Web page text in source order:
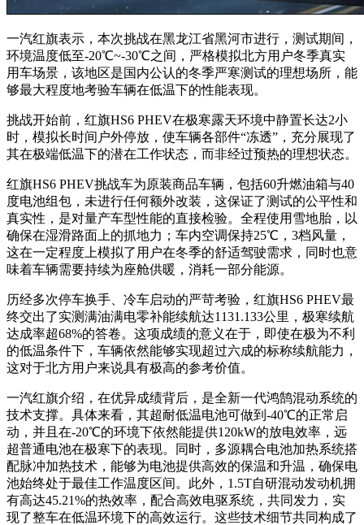
一汽红旗表示，本次挑战在黑龙江省黑河市进行，测试期间，
环境温度低至-20℃~-30℃之间，严格模拟北方用户冬季真实
用车场景，该地区是国内公认的冬季严寒测试的理想场所，能
够最大程度地考验车辆在低温下的性能表现。
挑战开始前，红旗HS6 PHEV在极寒露天环境中静置长达2小
时，模拟长时间户外停放，使车辆各部件“冻透”，充分展现了
其在极端低温下的潜在工作状态，而非经过预热的理想状态。
红旗HS6 PHEV挑战车为原装商品车辆，包括60升燃油箱与40
度电池组包，未进行任何额外改装，这保证了测试的公平性和
真实性，是对量产车型性能的直接检验。全程使用雪地胎，以
确保在湿滑路面上的抓地力；车内空调保持25℃，3档风量，
这在一定程度上模拟了用户在冬季的舒适驾驶需求，同时也意
味着车辆需要持续为座舱供暖，消耗一部分能源。
历经多次停车换手、冷车启动的严苛考验，红旗HS6 PHEV最
终交出了实测满油满电零补能续航达1131.133公里，极寒续航
达成率超68%的答卷。这项成绩的意义在于，即使在极为不利
的低温条件下，车辆依然能够实现超过六成的标称续航能力，
这对于北方用户来说具有极高的参考价值。
一汽红旗介绍，在优异成绩背后，是全新一代鸿鹄混动系统的
技术支撑。具体来看，其超耐低温电池可做到-40℃的正常启
动，并且在-20℃的环境下依然能提供120kW的放电效率，远
超普通电池在极寒下的表现。同时，多源耦合电池加热系统搭
配脉冲加热技术，能够为电池提供高效的保温和升温，确保电
池始终处于最佳工作温度区间。此外，1.5T自研混动发动机拥
有高达45.21%的热效率，配合高效电驱系统，共同发力，实
现了整车在低温环境下的高效运行。这些技术细节共同构成了